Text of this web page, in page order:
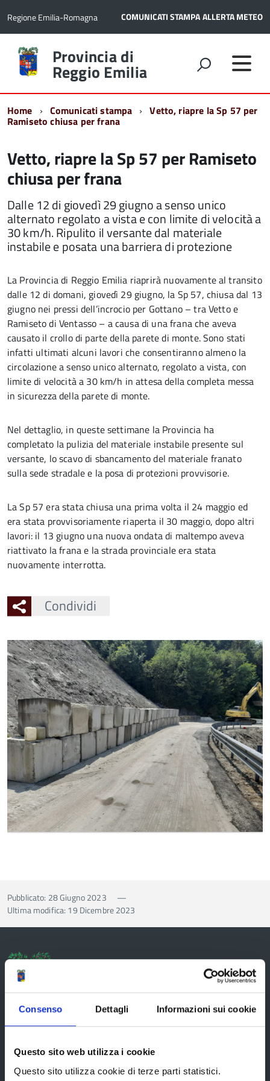
Consenso Dettagli Informazioni sui cookie
Questo sito web utilizza i cookie
Questo sito utilizza cookie di terze parti statistici.
Regione Emilia-Romagna COMUNICATI STAMPAALLERTA METEO
Torna
alla
home
Provincia di
Reggio Emilia
Home Comunicati stampa Vetto, riapre la Sp 57 per
Ramiseto chiusa per frana
Vetto, riapre la Sp 57 per Ramiseto
chiusa per frana
Dalle 12 di giovedì 29 giugno a senso unico
alternato regolato a vista e con limite di velocità a
30 km/h. Ripulito il versante dal materiale
instabile e posata una barriera di protezione
La Provincia di Reggio Emilia riaprirà nuovamente al transito
dalle 12 di domani, giovedì 29 giugno, la Sp 57, chiusa dal 13
giugno nei pressi dell’incrocio per Gottano – tra Vetto e
Ramiseto di Ventasso – a causa di una frana che aveva
causato il crollo di parte della parete di monte. Sono stati
infatti ultimati alcuni lavori che consentiranno almeno la
circolazione a senso unico alternato, regolato a vista, con
limite di velocità a 30 km/h in attesa della completa messa
in sicurezza della parete di monte.
Nel dettaglio, in queste settimane la Provincia ha
completato la pulizia del materiale instabile presente sul
versante, lo scavo di sbancamento del materiale franato
sulla sede stradale e la posa di protezioni provvisorie.
La Sp 57 era stata chiusa una prima volta il 24 maggio ed
era stata provvisoriamente riaperta il 30 maggio, dopo altri
lavori: il 13 giugno una nuova ondata di maltempo aveva
riattivato la frana e la strada provinciale era stata
nuovamente interrotta.
Condividi
Ingrandisci
l'immagine
Pubblicato: 28 Giugno 2023
—
Ultima modifica: 19 Dicembre 2023
Provincia di Reggio Emilia
La Provincia